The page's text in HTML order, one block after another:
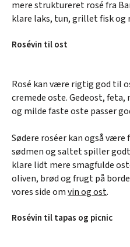
mere struktureret rosé fra
klare laks, tun, grillet fisk
Rosévin til ost
Rosé kan være rigtig god til
cremede oste. Gedeost,
og milde faste oste passer
Sødere roséer kan også
sødmen og saltet spiller
klare lidt mere smagfulde
oliven, brød og frugt på
vores side omvin og ost.
Rosévin til tapas og picnic